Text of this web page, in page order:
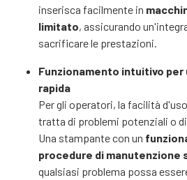
inserisca facilmente in
limitato, assicurando
sacrificare le prestazioni.
Funzionamento intuitivo per
rapida
Per gli operatori, la facilità
tratta di problemi potenziali o
Una stampante con un
procedure di manutenzione
qualsiasi problema possa